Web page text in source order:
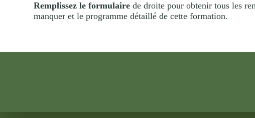
Remplissez le formulaire de droite pour obtenir tous les
manquer et le programme détaillé de cette formation.